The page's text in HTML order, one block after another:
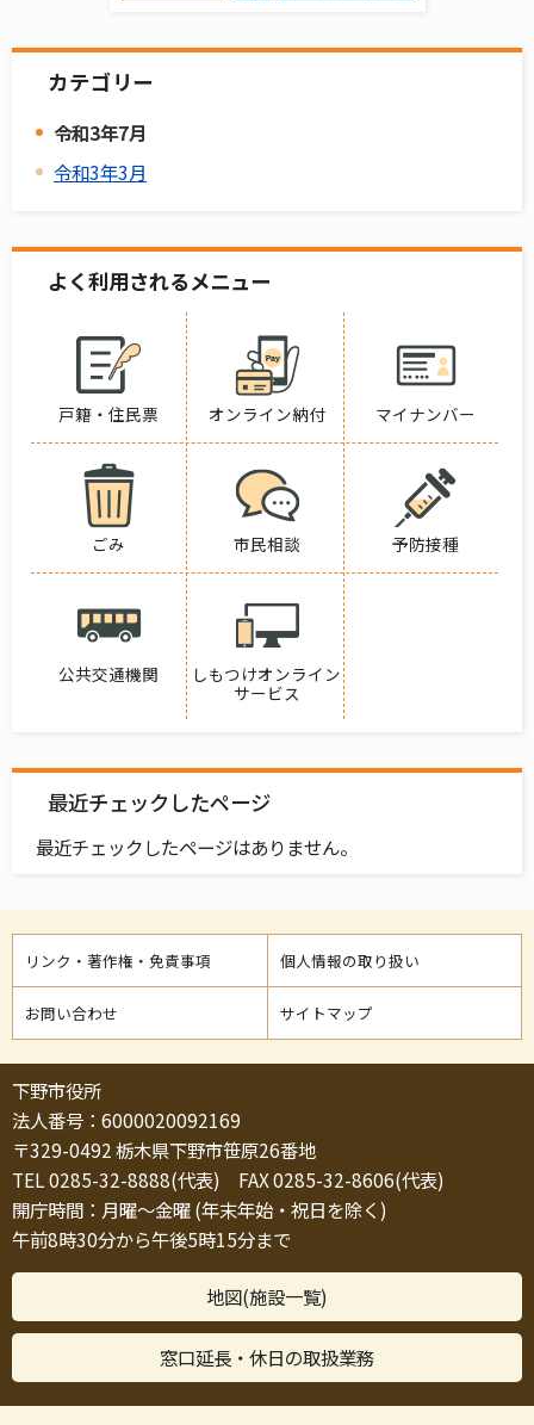
カテゴリー
令和3年7月
令和3年3月
よく利用されるメニュー
戸籍・住民票 オンライン納付 マイナンバー
ごみ 市民相談 予防接種
公共交通機関
しもつけオンライン
サービス
最近チェックしたページ
最近チェックしたページはありません。
リンク・著作権・免責事項 個人情報の取り扱い
お問い合わせ サイトマップ
下野市役所
法人番号：6000020092169
〒329-0492 栃木県下野市笹原26番地
TEL 0285-32-8888(代表) FAX 0285-32-8606(代表)
開庁時間：月曜～金曜 (年末年始・祝日を除く)
午前8時30分から午後5時15分まで
地図(施設一覧)
窓口延長・休日の取扱業務